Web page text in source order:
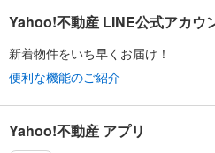
Yahoo!不動産 LINE公式アカウ
新着物件をいち早くお届け！
便利な機能のご紹介
Yahoo!不動産 アプリ